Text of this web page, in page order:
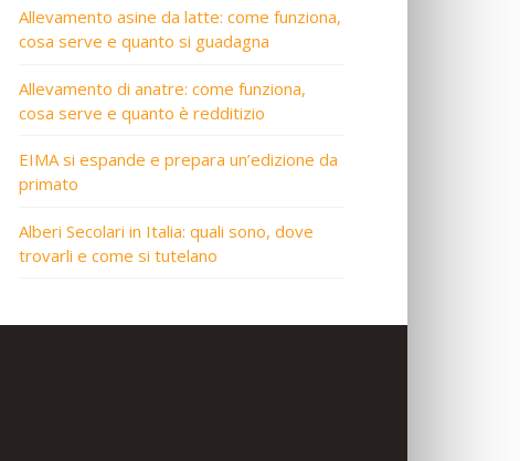
Allevamento asine da latte: come funziona,
cosa serve e quanto si guadagna
Allevamento di anatre: come funziona,
cosa serve e quanto è redditizio
EIMA si espande e prepara un’edizione da
primato
Alberi Secolari in Italia: quali sono, dove
trovarli e come si tutelano